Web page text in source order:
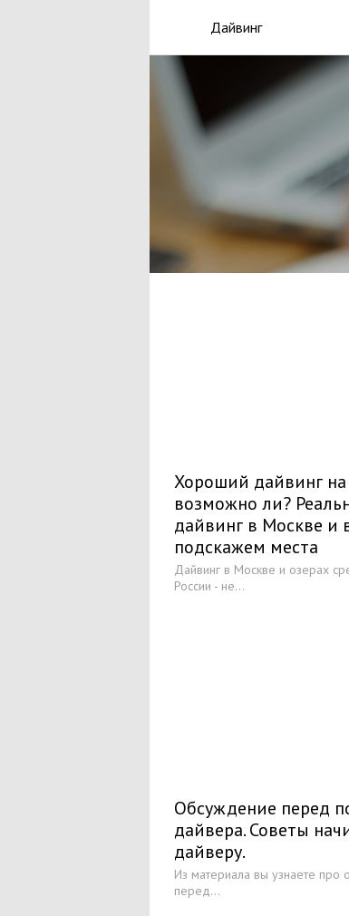
Дайвинг
Хороший дайвинг на
возможно ли?
дайвинг в Москве и
подскажем места
Дайвинг в Москве и озерах
России - не...
Обсуждение перед
дайвера. Советы
дайверу.
Из материала вы узнаете про
перед...